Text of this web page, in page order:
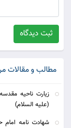
ثبت دیدگاه
مطالب و مقالات
زیارت ناحیه
(علیه السلام)
شهادت نامه امام